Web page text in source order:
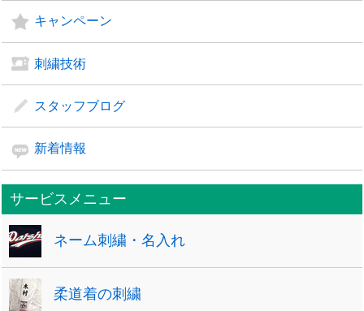
キャンペーン
刺繍技術
スタッフブログ
新着情報
サービスメニュー
ネーム刺繍・名入れ
柔道着の刺繍